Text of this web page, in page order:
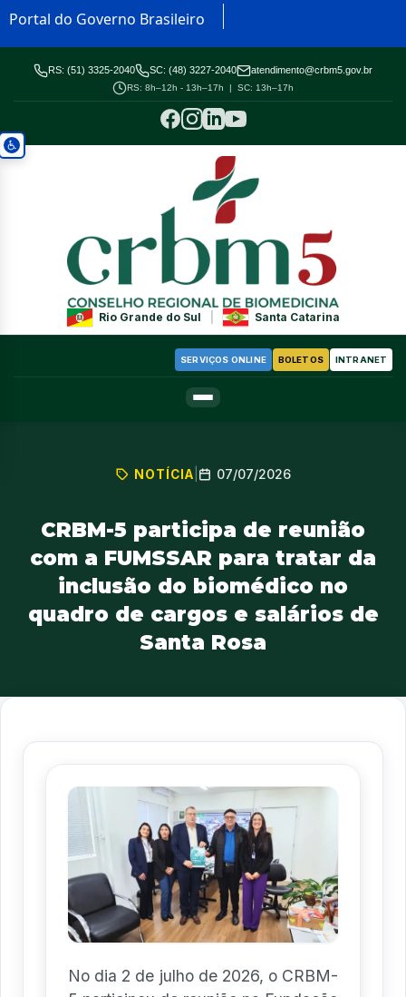
Portal do Governo Brasileiro
RS: (51) 3325-2040 SC: (48) 3227-2040 atendimento@crbm5.gov.br
RS: 8h–12h - 13h–17h | SC: 13h–17h
Rio Grande do Sul Santa Catarina
SERVIÇOS ONLINE BOLETOS INTRANET
NOTÍCIA 07/07/2026
CRBM-5 participa de reunião
com a FUMSSAR para tratar da
inclusão do biomédico no
quadro de cargos e salários de
Santa Rosa
No dia 2 de julho de 2026, o CRBM-